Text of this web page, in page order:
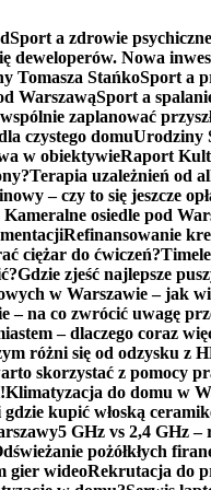
Sport a zdrowie
deweloperów. Nowa
Tomasza StańkoSport a
WarszawąSport a
zaplanować
czystego domuUrodziny
w obiektywieRaport
Terapia uzależnień od
– czy to się jeszcze
osiedle pod
Refinansowanie
ciężar do ćwiczeń?
Gdzie zjeść najlepsze
w Warszawie – jak
– na co zwrócić uwagę
– dlaczego coraz
różni się od odzysku z
skorzystać z pomocy
Klimatyzacja do domu w
kupić włoską
5 GHz vs 2,4 GHz –
pożółkłych
gier wideoRekrutacja do